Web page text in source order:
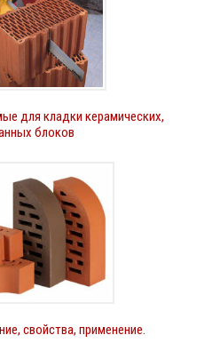
для кладки керамических,
блоков
свойства, применение.